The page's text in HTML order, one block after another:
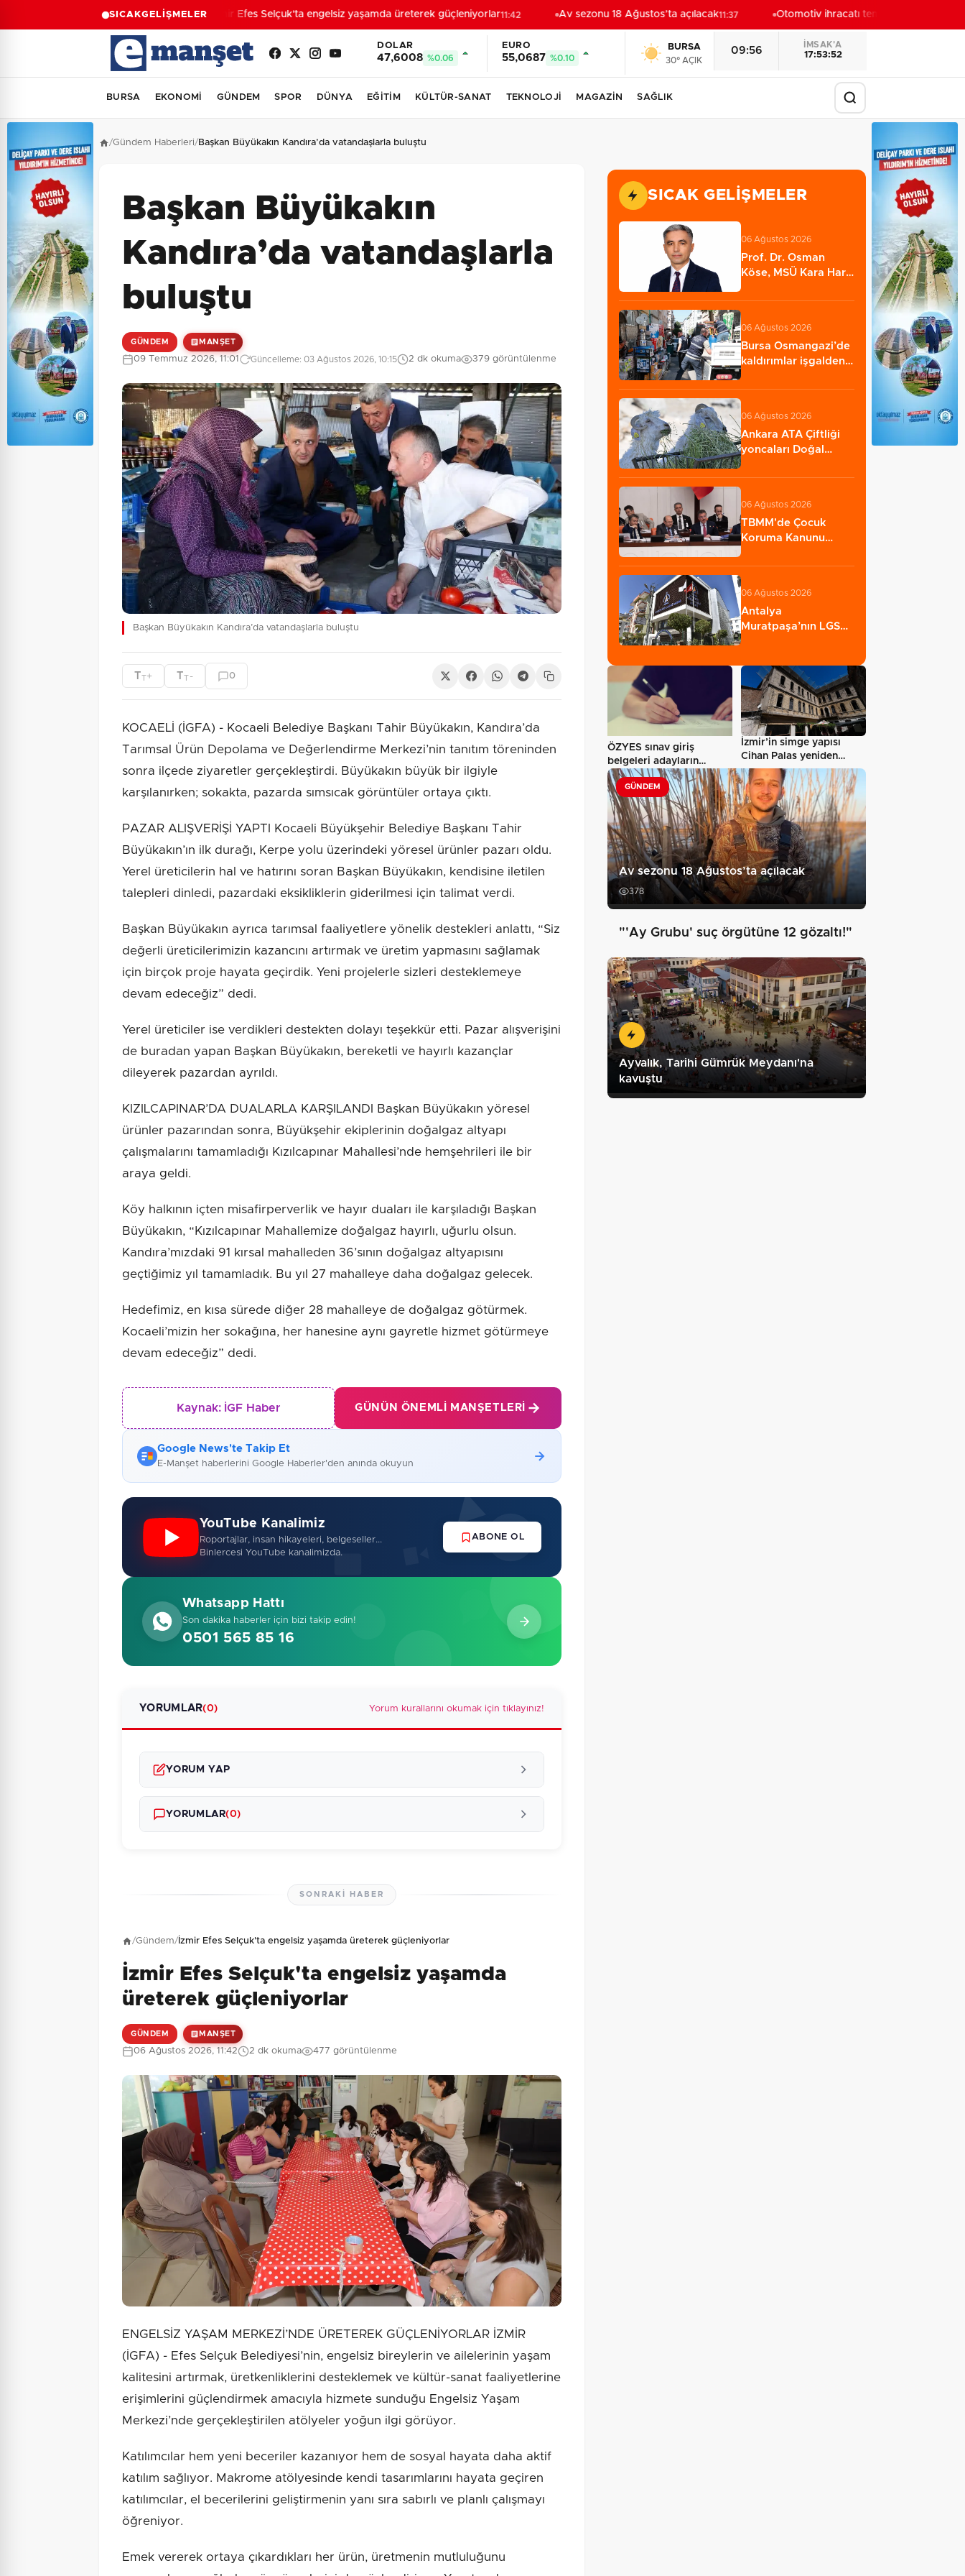
SICAKGELİŞMELERİzmir Efes Selçuk'ta engelsiz yaşamda üreterek güçleniyorlar 11:42 Av sezonu 18 Ağustos’ta açılacak11:37 Otomotiv ihracatı temmuzda 3,6 milyar
DOLAR
47,6008 %0.06
EURO
55,0687 %0.10
BURSA
30° AÇIK
09:56
İMSAK'A
17:53:50
BURSA EKONOMİ GÜNDEM SPOR DÜNYA EĞİTİM KÜLTÜR-SANAT TEKNOLOJİ MAGAZİN SAĞLIK
/Gündem Haberleri/Başkan Büyükakın Kandıra’da vatandaşlarla buluştu
Başkan Büyükakın
Kandıra’da vatandaşlarla
buluştu
GÜNDEM MANŞET
09 Temmuz 2026, 11:01 Güncelleme: 03 Ağustos 2026, 10:15 2 dk okuma 379 görüntülenme
Başkan Büyükakın Kandıra’da vatandaşlarla buluştu
TT+ TT - 0
KOCAELİ (İGFA) - Kocaeli Belediye Başkanı Tahir Büyükakın, Kandıra’da
Tarımsal Ürün Depolama ve Değerlendirme Merkezi’nin tanıtım töreninden
sonra ilçede ziyaretler gerçekleştirdi. Büyükakın büyük bir ilgiyle
karşılanırken; sokakta, pazarda sımsıcak görüntüler ortaya çıktı.
PAZAR ALIŞVERİŞİ YAPTI Kocaeli Büyükşehir Belediye Başkanı Tahir
Büyükakın’ın ilk durağı, Kerpe yolu üzerindeki yöresel ürünler pazarı oldu.
Yerel üreticilerin hal ve hatırını soran Başkan Büyükakın, kendisine iletilen
talepleri dinledi, pazardaki eksikliklerin giderilmesi için talimat verdi.
Başkan Büyükakın ayrıca tarımsal faaliyetlere yönelik destekleri anlattı, “Siz
değerli üreticilerimizin kazancını artırmak ve üretim yapmasını sağlamak
için birçok proje hayata geçirdik. Yeni projelerle sizleri desteklemeye
devam edeceğiz” dedi.
Yerel üreticiler ise verdikleri destekten dolayı teşekkür etti. Pazar alışverişini
de buradan yapan Başkan Büyükakın, bereketli ve hayırlı kazançlar
dileyerek pazardan ayrıldı.
KIZILCAPINAR’DA DUALARLA KARŞILANDI Başkan Büyükakın yöresel
ürünler pazarından sonra, Büyükşehir ekiplerinin doğalgaz altyapı
çalışmalarını tamamladığı Kızılcapınar Mahallesi’nde hemşehrileri ile bir
araya geldi.
Köy halkının içten misafirperverlik ve hayır duaları ile karşıladığı Başkan
Büyükakın, “Kızılcapınar Mahallemize doğalgaz hayırlı, uğurlu olsun.
Kandıra’mızdaki 91 kırsal mahalleden 36’sının doğalgaz altyapısını
geçtiğimiz yıl tamamladık. Bu yıl 27 mahalleye daha doğalgaz gelecek.
Hedefimiz, en kısa sürede diğer 28 mahalleye de doğalgaz götürmek.
Kocaeli’mizin her sokağına, her hanesine aynı gayretle hizmet götürmeye
devam edeceğiz” dedi.
Kaynak: İGF Haber GÜNÜN ÖNEMLI MANŞETLERI
Google News'te Takip Et
E-Manşet haberlerini Google Haberler'den anında okuyun
YouTube Kanalimiz
Roportajlar, insan hikayeleri, belgeseller...
Binlercesi YouTube kanalimizda.
ABONE OL
Whatsapp Hattı
Son dakika haberler için bizi takip edin!
0501 565 85 16
YORUMLAR(0) Yorum kurallarını okumak için tıklayınız!
YORUM YAP
Güvenlik Sorusu: 4 + 5 = ? Gönder
YORUMLAR(0)
SONRAKI HABER
/Gündem/ İzmir Efes Selçuk'ta engelsiz yaşamda üreterek güçleniyorlar
İzmir Efes Selçuk'ta engelsiz yaşamda
üreterek güçleniyorlar
GÜNDEM MANŞET
06 Ağustos 2026, 11:42 2 dk okuma 477 görüntülenme
ENGELSİZ YAŞAM MERKEZİ’NDE ÜRETEREK GÜÇLENİYORLAR İZMİR
(İGFA) - Efes Selçuk Belediyesi’nin, engelsiz bireylerin ve ailelerinin yaşam
kalitesini artırmak, üretkenliklerini desteklemek ve kültür-sanat faaliyetlerine
erişimlerini güçlendirmek amacıyla hizmete sunduğu Engelsiz Yaşam
Merkezi’nde gerçekleştirilen atölyeler yoğun ilgi görüyor.
Katılımcılar hem yeni beceriler kazanıyor hem de sosyal hayata daha aktif
katılım sağlıyor. Makrome atölyesinde kendi tasarımlarını hayata geçiren
katılımcılar, el becerilerini geliştirmenin yanı sıra sabırlı ve planlı çalışmayı
öğreniyor.
Emek vererek ortaya çıkardıkları her ürün, üretmenin mutluluğunu
SICAK GELIŞMELER
06 Ağustos 2026
Prof. Dr. Osman
Köse, MSÜ Kara Harp
06 Ağustos 2026
Bursa Osmangazi’de
kaldırımlar işgalden
06 Ağustos 2026
Ankara ATA Çiftliği
yoncaları Doğal
06 Ağustos 2026
TBMM'de Çocuk
Koruma Kanunu
görüşmeleri…
06 Ağustos 2026
Antalya
Muratpaşa’nın LGS
ÖZYES sınav giriş
belgeleri adayların
erişimine açıldı…
İzmir’in simge yapısı
Cihan Palas yeniden
hayat buluyor…
GÜNDEM
Av sezonu 18 Ağustos’ta açılacak
378
"'Ay Grubu' suç örgütüne 12 gözaltı!"
Ayvalık, Tarihi Gümrük Meydanı'na
kavuştu